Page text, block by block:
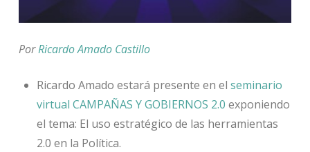
PorRicardo Amado Castillo
Ricardo Amado estará presente en elseminario
virtual CAMPAÑAS Y GOBIERNOS 2.0 exponiendo
el tema: El uso estratégico de las herramientas
2.0 en la Política.